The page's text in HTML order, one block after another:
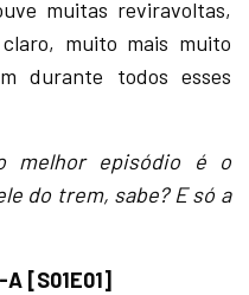
muitas reviravoltas,
muito mais muito
durante todos esses
melhor episódio é o
do trem, sabe? E só a
[S01E01]